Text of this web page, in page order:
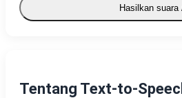
Hasilkan suara
Tentang Text-to-